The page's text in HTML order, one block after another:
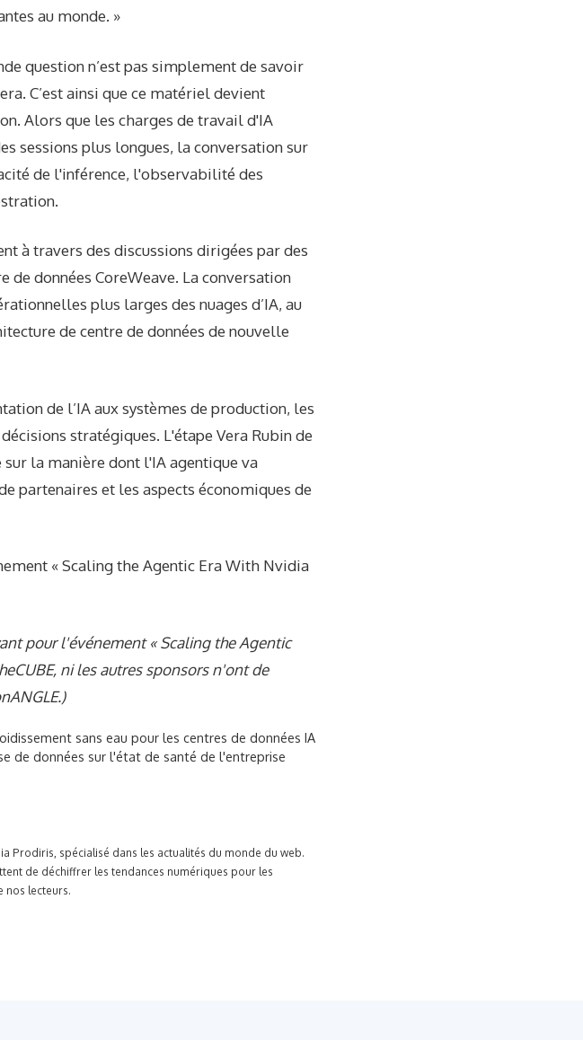
au monde. »
question n’est pas simplement de savoir
C’est ainsi que ce matériel devient
Alors que les charges de travail d'IA
sessions plus longues, la conversation sur
de l'inférence, l'observabilité des
à travers des discussions dirigées par des
de données CoreWeave. La conversation
plus larges des nuages ​​​​d’IA, au
de centre de données de nouvelle
de l’IA aux systèmes de production, les
stratégiques. L'étape Vera Rubin de
la manière dont l'IA agentique va
partenaires et les aspects économiques de
« Scaling the Agentic Era With Nvidia
pour l'événement « Scaling the Agentic
ni les autres sponsors n'ont de
sans eau pour les centres de données IA
de données sur l'état de santé de l'entreprise
Prodiris, spécialisé dans les actualités du monde du web.
de déchiffrer les tendances numériques pour les
nos lecteurs.